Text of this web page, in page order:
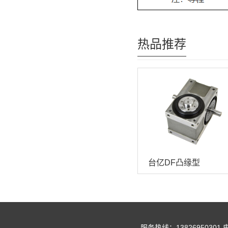
热品推荐
台亿DF凸缘型